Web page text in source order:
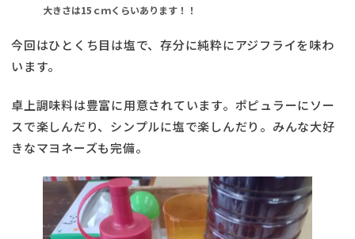
大きさは15ｃｍくらいあります！！
今回はひとくち目は塩で、存分に純粋にアジフライを味わ
います。
卓上調味料は豊富に用意されています。ポピュラーにソー
スで楽しんだり、シンプルに塩で楽しんだり。みんな大好
きなマヨネーズも完備。